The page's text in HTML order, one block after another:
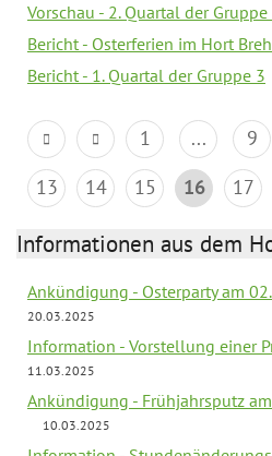
Vorschau - 2. Quartal der Gruppe
Bericht - Osterferien im Hort
Bericht - 1. Quartal der Gruppe 3
1 ... 9
13
14 15 16 17
Informationen aus dem
Ankündigung - Osterparty am
20.03.2025
Information - Vorstellung einer
11.03.2025
Ankündigung - Frühjahrsputz
10.03.2025